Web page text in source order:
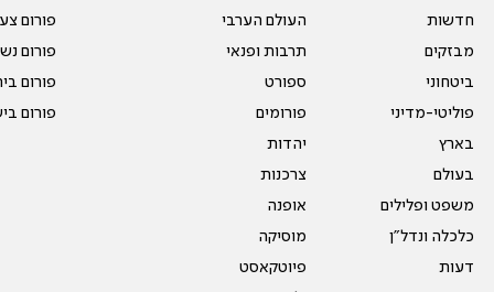
חדשות
מבזקים
ביטחוני
פוליטי-מדיני
בארץ
בעולם
משפט ופלילים
כלכלה ונדל"ן
דעות
העולם הערבי
תרבות ופנאי
ספורט
פורומים
יהדות
צרכנות
אופנה
מוסיקה
פיוטקאסט
פורום
פורום
פורום
פורום